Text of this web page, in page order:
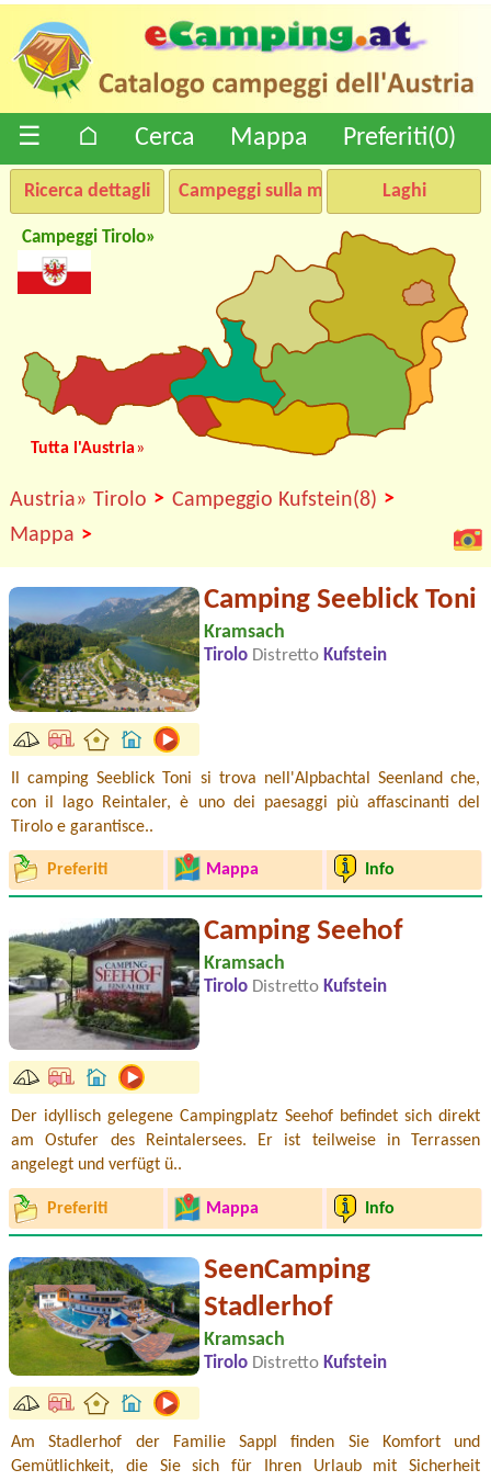
☰ ⌂ Cerca Mappa Preferiti(0)
Ricerca dettagli Campeggi sulla mappa Laghi
Campeggi Tirolo»
Tutta l'Austria»
Austria» Tirolo > Campeggio Kufstein(8) >
Mappa >
Camping Seeblick Toni
Kramsach
Tirolo Distretto Kufstein
Il camping Seeblick Toni si trova nell'Alpbachtal Seenland che,
con il lago Reintaler, è uno dei paesaggi più affascinanti del
Tirolo e garantisce..
Preferiti Mappa Info
Camping Seehof
Kramsach
Tirolo Distretto Kufstein
Der idyllisch gelegene Campingplatz Seehof befindet sich direkt
am Ostufer des Reintalersees. Er ist teilweise in Terrassen
angelegt und verfügt ü..
Preferiti Mappa Info
SeenCamping
Stadlerhof
Kramsach
Tirolo Distretto Kufstein
Am Stadlerhof der Familie Sappl finden Sie Komfort und
Gemütlichkeit, die Sie sich für Ihren Urlaub mit Sicherheit